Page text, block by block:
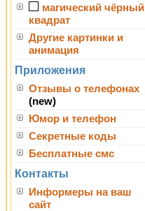
магический чёрный
квадрат
Другие картинки и
анимация
Приложения
Отзывы о телефонах
(new)
Юмор и телефон
Секретные коды
Бесплатные смс
Контакты
Информеры на ваш
сайт